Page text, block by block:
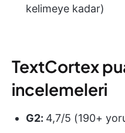
kelimeye kadar)
TextCortex
incelemeleri
G2: 4,7/5 (190+